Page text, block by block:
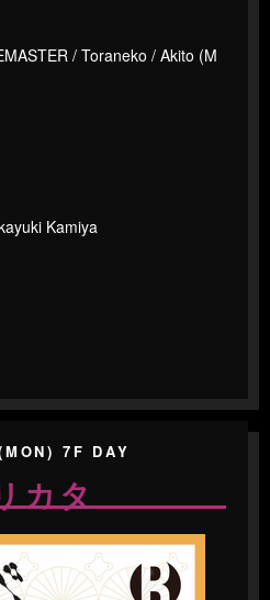
/ Toraneko / Akito (M
Kamiya
7F DAY
カタ